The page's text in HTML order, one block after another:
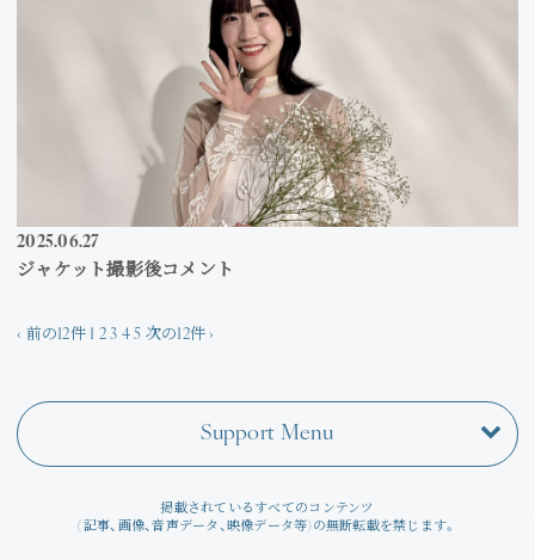
2025 06 27
ジャケット撮影後コメント
‹ 前の12件 1 23 4 5 次の12件 ›
Support Menu
掲載されているすべてのコンテンツ
(記事、画像、音声データ、映像データ等)の無断転載を禁じます。